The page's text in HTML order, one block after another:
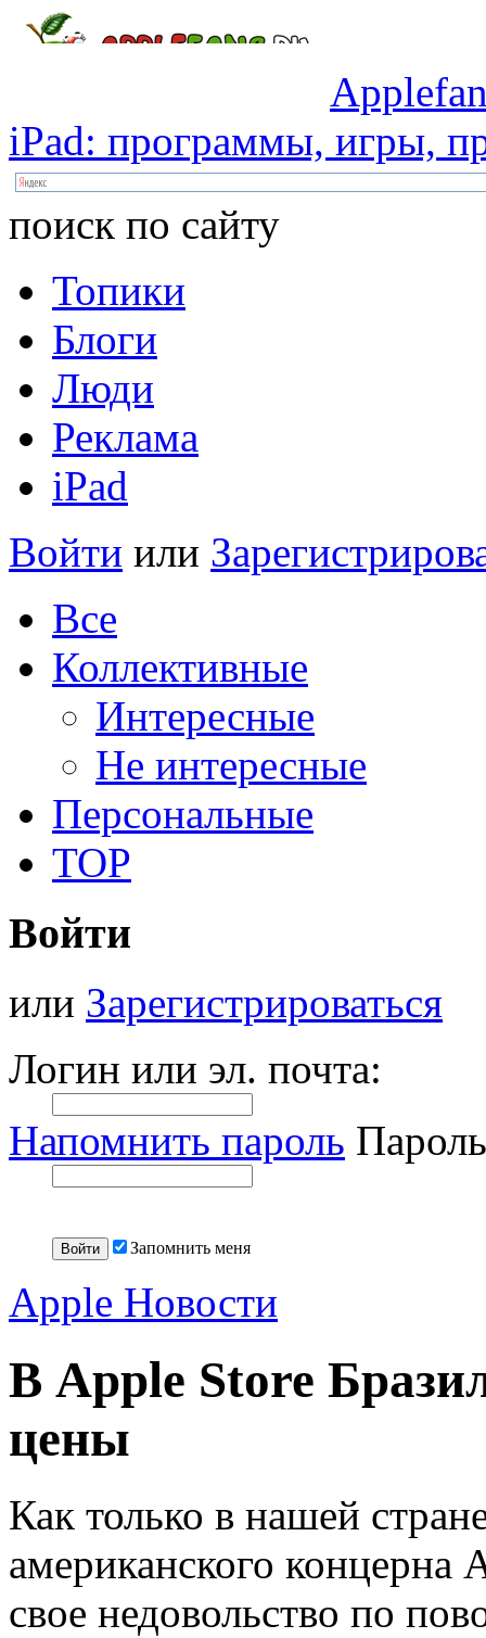
iPad: программы, игры,
поиск по сайту
Топики
Блоги
Люди
Реклама
iPad
Войти или
Все
Коллективные
Интересные
Не интересные
Персональные
TOP
Войти
или Зарегистрироваться
Логин или эл. почта:
Напомнить пароль
Запомнить меня
Apple Новости
В Apple Store
цены
Как только в нашей
американского концерна
свое недовольство по